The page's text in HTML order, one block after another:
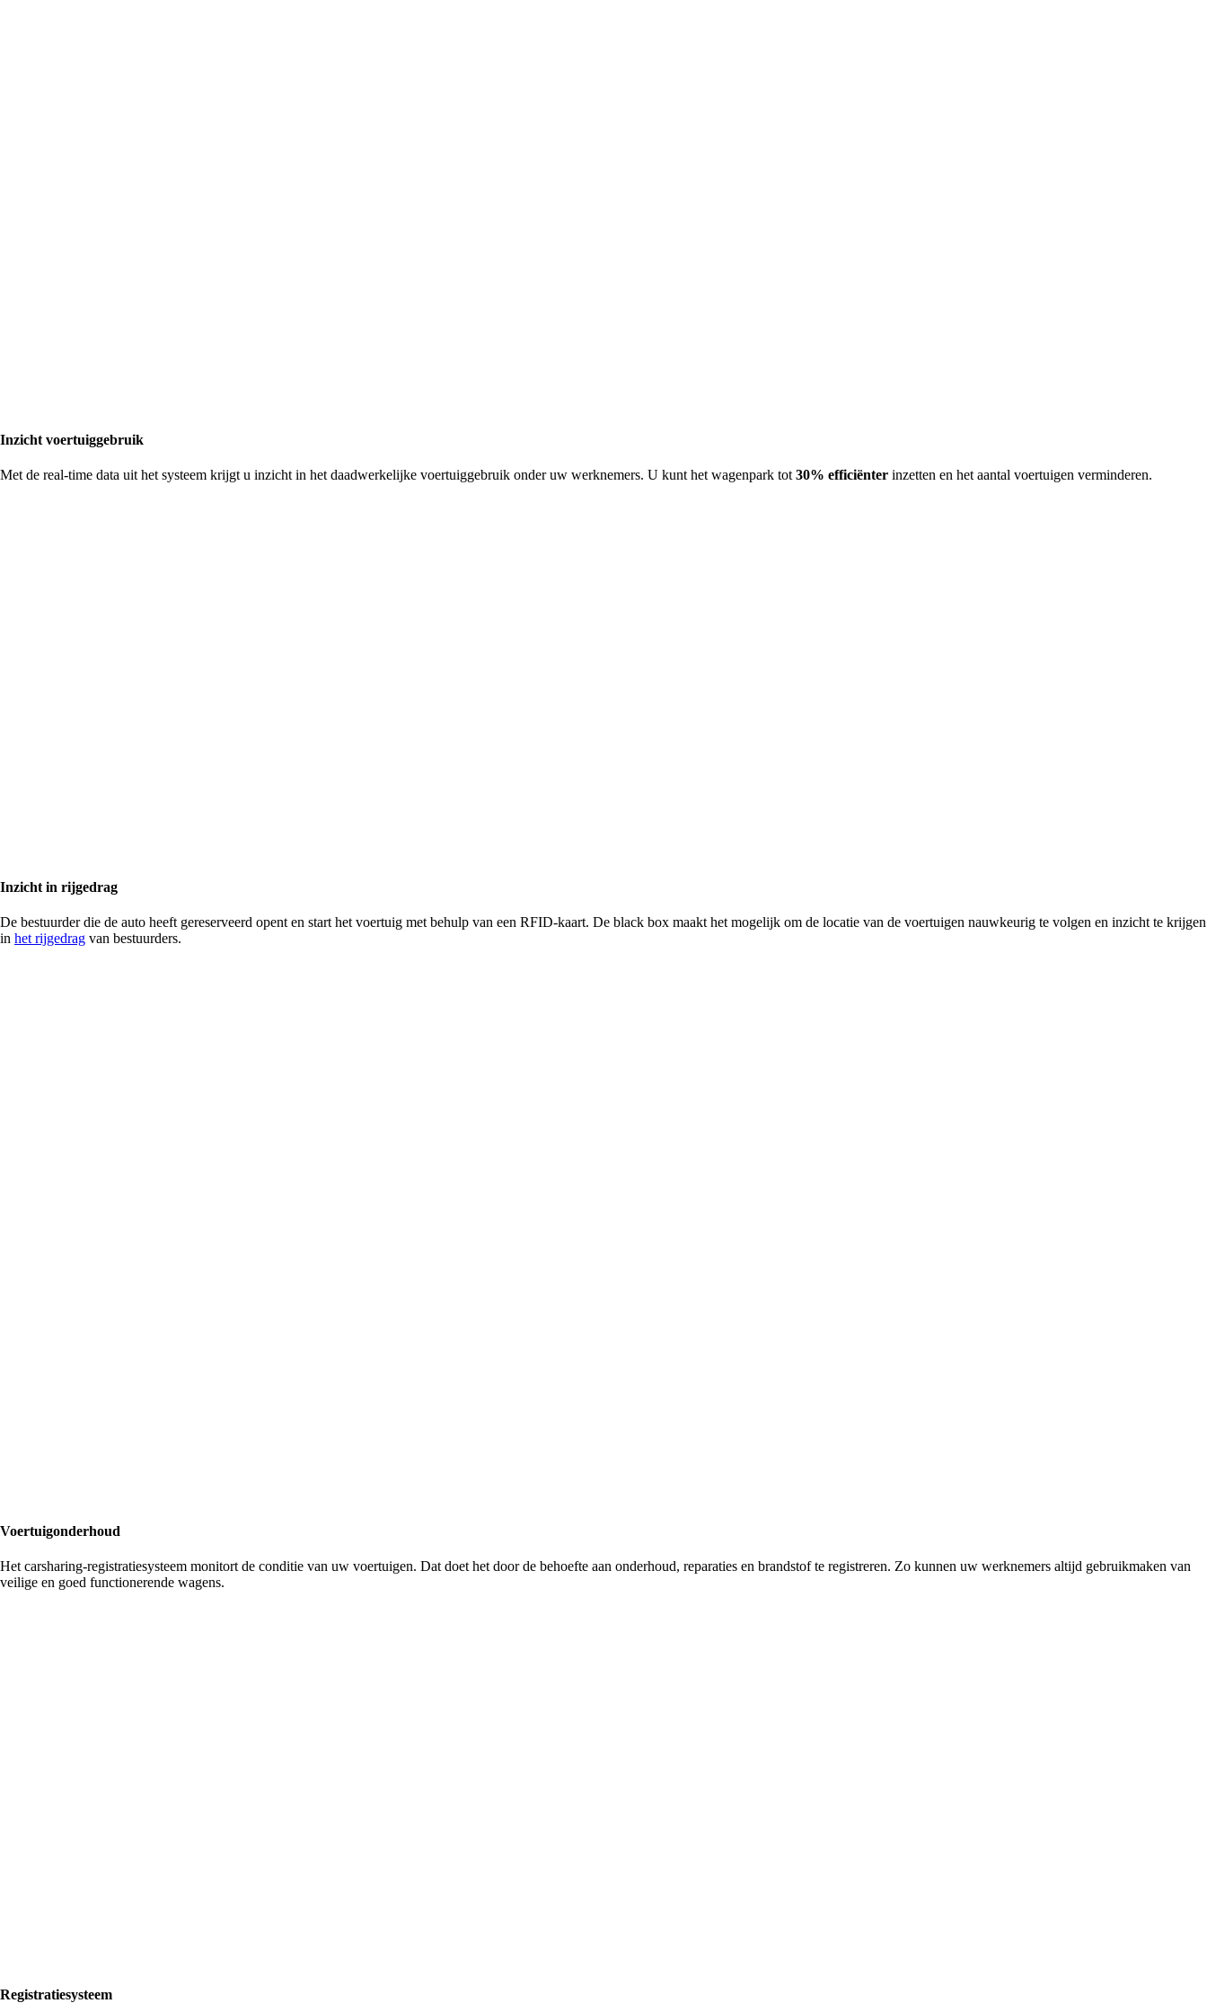
Inzicht voertuiggebruik
Met de real-time data uit het systeem krijgt u inzicht in het daadwerkelijke voertuiggebruik onder uw werknemers. U kunt het wagenpark tot 30% efficiënter inzetten en het aantal voertuigen verminderen.
Inzicht in rijgedrag
De bestuurder die de auto heeft gereserveerd opent en start het voertuig met behulp van een RFID-kaart. De black box maakt het mogelijk om de locatie van de voertuigen nauwkeurig te volgen en inzicht te krijgen
in het rijgedrag van bestuurders.
Voertuigonderhoud
Het carsharing-registratiesysteem monitort de conditie van uw voertuigen. Dat doet het door de behoefte aan onderhoud, reparaties en brandstof te registreren. Zo kunnen uw werknemers altijd gebruikmaken van
veilige en goed functionerende wagens.
Registratiesysteem